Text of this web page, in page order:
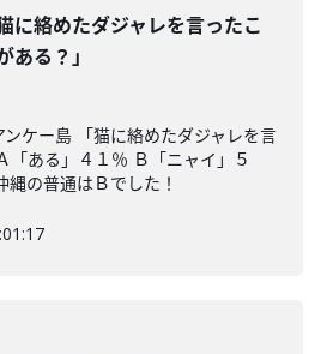
猫に絡めたダジャレを言ったこ
ある？」
ケー島 「猫に絡めたダジャレを言
「ある」４１％ Ｂ「ニャイ」５
縄の普通はＢでした！